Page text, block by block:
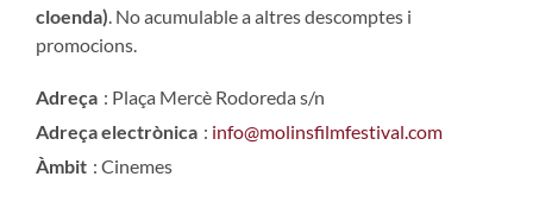
cloenda). No acumulable a altres descomptes i
promocions.
Adreça : Plaça Mercè Rodoreda s/n
Adreça electrònica : info@molinsfilmfestival.com
Àmbit : Cinemes